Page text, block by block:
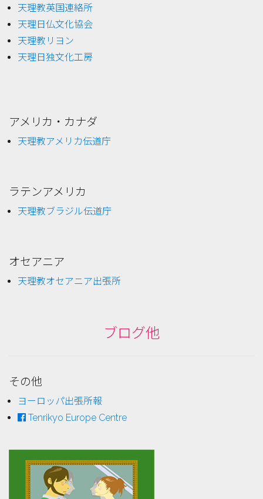
天理教英国連絡所
天理日仏文化協会
天理教リヨン
天理日独文化工房
アメリカ・カナダ
天理教アメリカ伝道庁
ラテンアメリカ
天理教ブラジル伝道庁
オセアニア
天理教オセアニア出張所
ブログ他
その他
ヨーロッパ出張所報
Tenrikyo Europe Centre